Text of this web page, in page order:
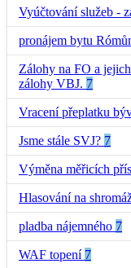
Vyúčtování služeb -
pronájem bytu
Zálohy na FO a
zálohy VBJ. 7
Vracení přeplatku
Jsme stále SVJ? 7
Výměna měřicích
Hlasování na
pladba nájemného 7
WAF topení 7